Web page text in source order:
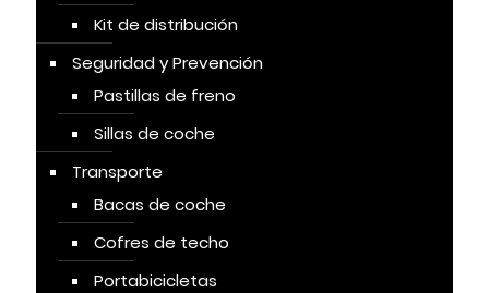
Kit de distribución
Seguridad y Prevención
Pastillas de freno
Sillas de coche
Transporte
Bacas de coche
Cofres de techo
Portabicicletas